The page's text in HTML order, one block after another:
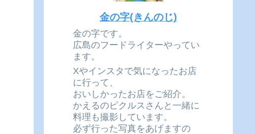
金の字(きんのじ)
金の字です。
広島のフードライターやってい
ます。
Xやインスタで気になったお店
に行って、
おいしかったお店をご紹介。
かえるのピクルスさんと一緒に
料理も撮影しています。
必ず行った写真をあげますの